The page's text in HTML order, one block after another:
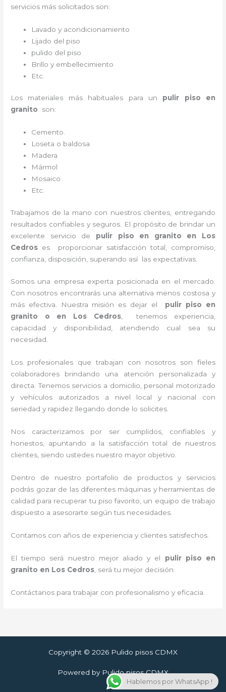
servicios más solicitados son:
Lavado y acondicionamiento
Lijado del piso
pulido del piso
Brillo y embellecimiento
Etc.
Los materiales más habituales para un pulir piso en
granito
son:
Cemento.
Loseta o baldosa
Madera
Mármol
Mosaico
Etc.
Trabajamos de la mano con nuestros clientes, entregando
resultados confiables y seguros. El propósito de brindar un
excelente servicio de pulir piso en granito en Los
Cedros es proporcionar satisfacción total, compromiso,
confianza, disposición, superando así las expectativas.
Somos una empresa experta posicionada en el mercado.
Con nosotros encontrarás una alternativa menos costosa y
más efectiva. Nuestra misión es dejar el pulir piso en
granito
o en Los Cedros, tenemos experiencia,
capacidad y disponibilidad, atendiendo cual sea su
necesidad.
Los profesionales que trabajan con nosotros son fieles
colaboradores brindando una atención personalizada y
directa. Tenemos servicios a domicilio, personal motorizado
y vehículos autorizados a nivel local y nacional con
seriedad y rapidez llegando donde lo solicites.
Nos caracterizamos por ser cumplidos, confiables y
honestos, apuntando a la satisfacción total de nuestros
clientes, siendo ustedes nuestro mayor objetivo.
Dentro de nuestro portafolio de productos y servicios
podrás gozar de las diferentes máquinas y herramientas de
calidad para recuperar tu piso favorito, un equipo de trabajo
dispuesto a asesorarte según tus necesidades.
Contamos con años de experiencia y clientes satisfechos.
El tiempo será nuestro mejor aliado y el pulir piso en
granito en Los Cedros , será tu mejor decisión.
Contáctanos para trabajar con profesionalismo y eficacia.
Copyright © 2026 Pulido pisos CDMX
Powered by Pulido pisos CDMX
Hablemos por WhatsApp !